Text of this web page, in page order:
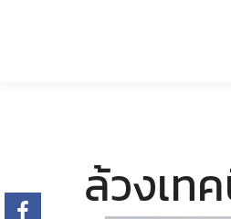
ล้วงเท